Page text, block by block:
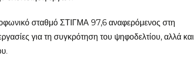
σταθμό ΣΤΙΓΜΑ 97,6 αναφερόμενος στη
για τη συγκρότηση του ψηφοδελτίου, αλλά και